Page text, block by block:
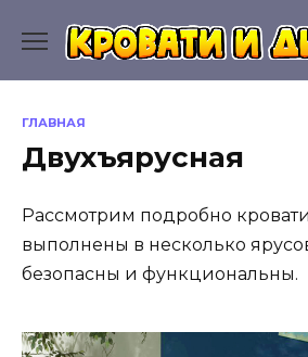
содержанию
ГЛАВНАЯ
Двухъярусная
Рассмотрим подробно
выполнены в несколько
безопасны и функциональны.